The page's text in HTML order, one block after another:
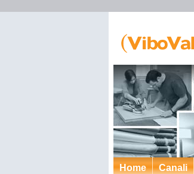
Home Canali